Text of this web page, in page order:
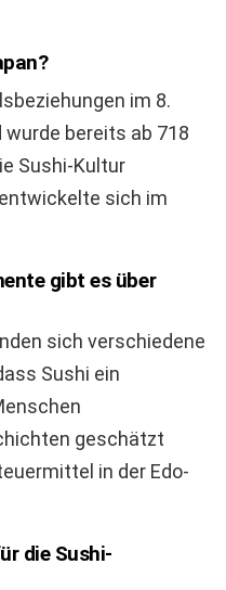
im 8.
bereits ab 718
Sushi-Kultur
sich im
gibt es über
sich verschiedene
Sushi ein
geschätzt
in der Edo-
die Sushi-